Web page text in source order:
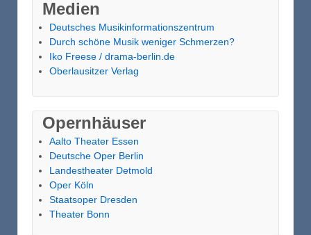
Medien
Deutsches Musikinformationszentrum
Durch schöne Musik weniger Schmerzen?
Iko Freese / drama-berlin.de
Oberlausitzer Verlag
Opernhäuser
Aalto Theater Essen
Deutsche Oper Berlin
Landestheater Detmold
Oper Köln
Staatsoper Dresden
Theater Bonn